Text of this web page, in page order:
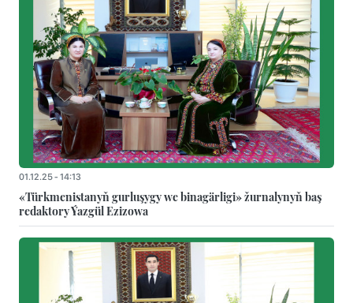
01.12.25 - 14:13
«Türkmenistanyň gurluşygy we binagärligi» žurnalynyň baş
redaktory Ýazgül Ezizowa